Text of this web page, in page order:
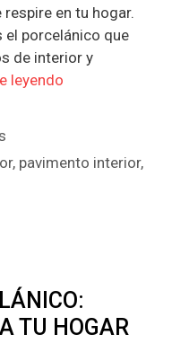
en tu hogar.
el porcelánico que
de interior y
leyendo
, pavimento interior,
TU HOGAR